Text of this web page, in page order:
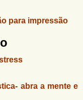
para impressão
abra a mente e